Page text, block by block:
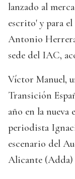
lanzado al
escrito' y para
Antonio
sede del IAC,
Víctor Manuel,
Transición
año en la nueva
periodista
escenario del
Alicante (Adda)